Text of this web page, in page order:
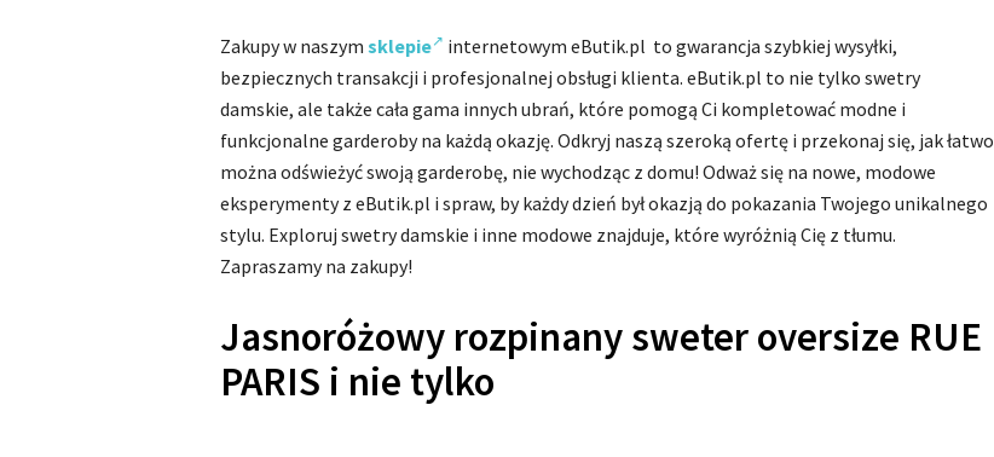
Zakupy w naszym sklepie
internetowym eButik.pl to gwarancja szybkiej wysyłki,
bezpiecznych transakcji i profesjonalnej obsługi klienta. eButik.pl to nie tylko swetry
damskie, ale także cała gama innych ubrań, które pomogą Ci kompletować modne i
funkcjonalne garderoby na każdą okazję. Odkryj naszą szeroką ofertę i przekonaj się, jak łatwo
można odświeżyć swoją garderobę, nie wychodząc z domu! Odważ się na nowe, modowe
eksperymenty z eButik.pl i spraw, by każdy dzień był okazją do pokazania Twojego unikalnego
stylu. Exploruj swetry damskie i inne modowe znajduje, które wyróżnią Cię z tłumu.
Zapraszamy na zakupy!
Jasnoróżowy rozpinany sweter oversize RUE
PARIS i nie tylko